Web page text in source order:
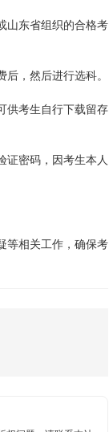
山东省组织的合格考
，然后进行选科。
供考生自行下载留存
证密码，因考生本人
等相关工作，确保考